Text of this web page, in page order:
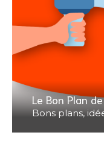
Le Bon Plan
Bons plans,